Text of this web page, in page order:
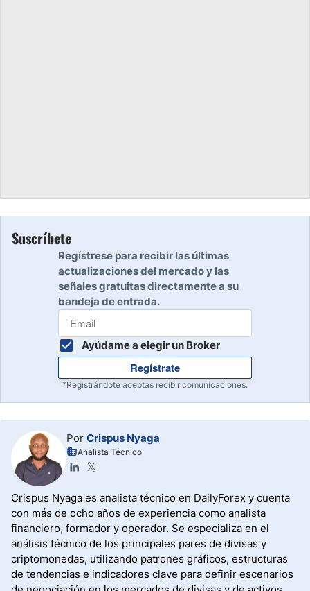
Suscríbete
Regístrese para recibir las últimas
actualizaciones del mercado y las
señales gratuitas directamente a su
bandeja de entrada.
Ayúdame a elegir un Broker
Regístrate
*Registrándote aceptas recibir comunicaciones.
Por Crispus Nyaga
Analista Técnico
Crispus Nyaga es analista técnico en DailyForex y cuenta
con más de ocho años de experiencia como analista
financiero, formador y operador. Se especializa en el
análisis técnico de los principales pares de divisas y
criptomonedas, utilizando patrones gráficos, estructuras
de tendencias e indicadores clave para definir escenarios